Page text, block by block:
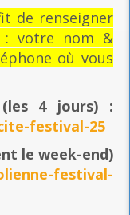
de renseigner
: votre nom &
où vous
(les 4 jours) :
festival-25
le week-end)
festival-